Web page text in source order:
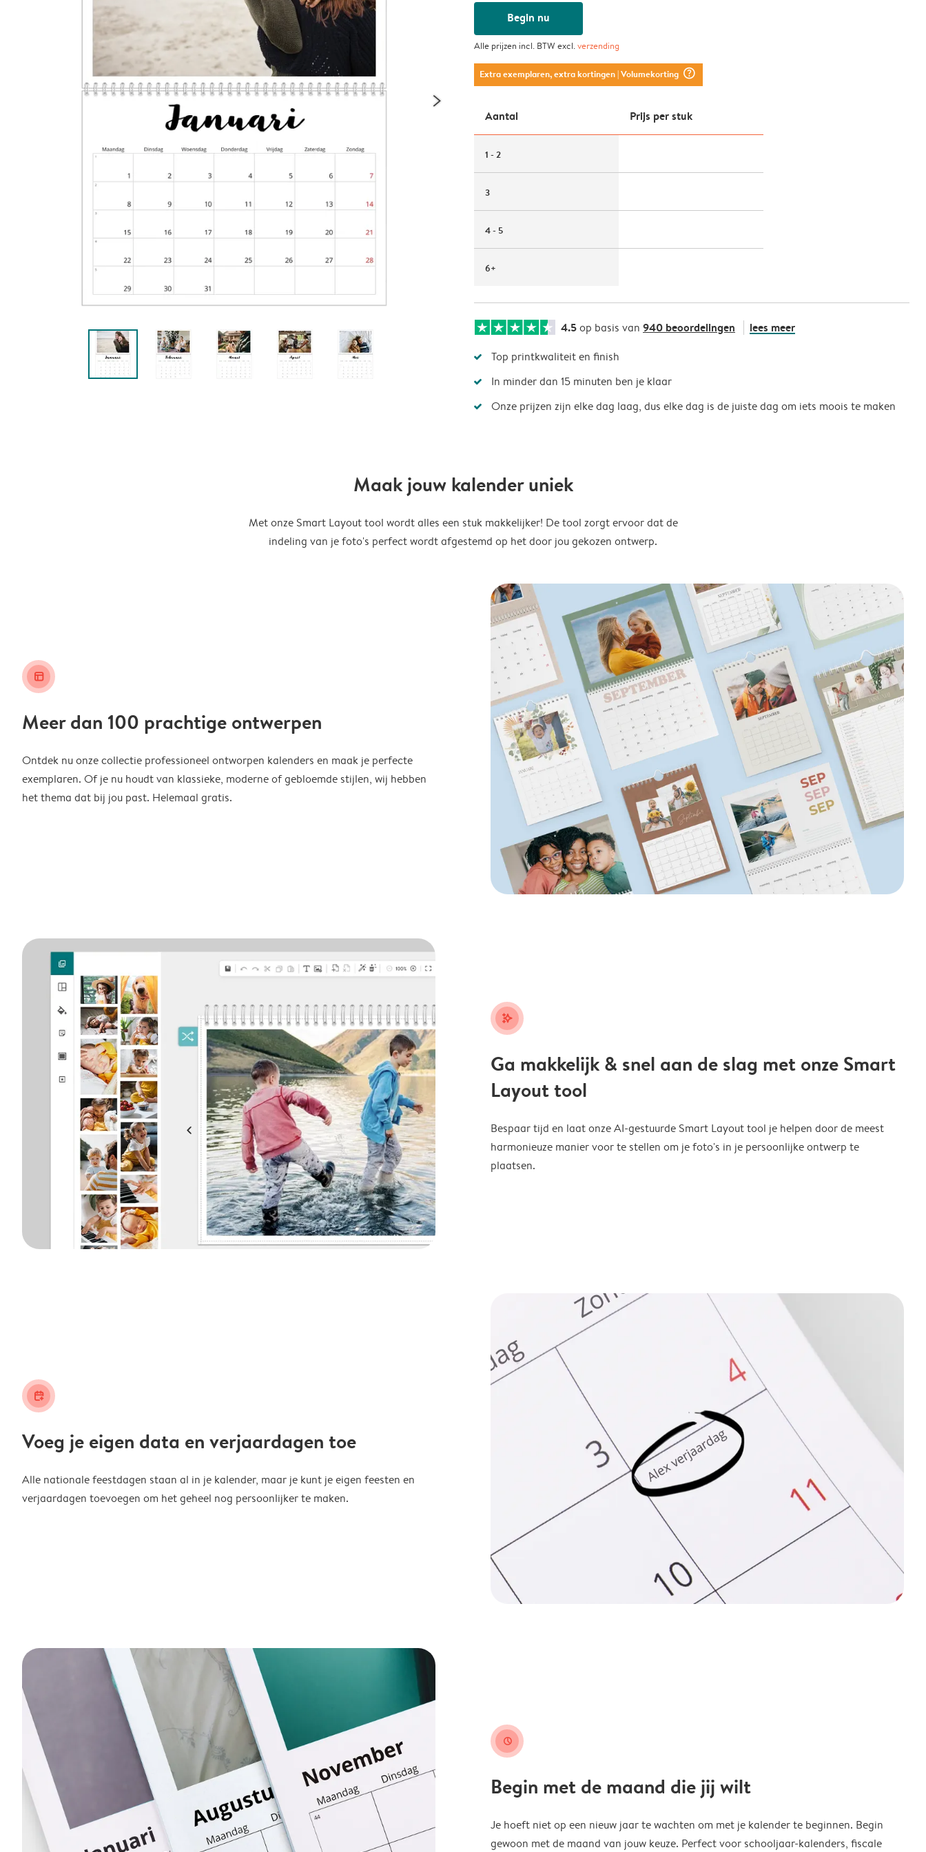
Begin nu
Alle prijzen incl. BTW excl.verzending
Extra exemplaren, extra kortingen| Volumekorting question_mark_circle
Aantal Prijs per stuk
1 - 2
3
4 - 5
6+
4.5op basis van 940 beoordelingen lees meer
Top printkwaliteit en finish
In minder dan 15 minuten ben je klaar
Onze prijzen zijn elke dag laag, dus elke dag is de juiste dag om iets moois te maken
Maak jouw kalender uniek
Met onze Smart Layout tool wordt alles een stuk makkelijker! De tool zorgt ervoor dat de
indeling van je foto's perfect wordt afgestemd op het door jou gekozen ontwerp.
layout_alt
Meer dan 100 prachtige ontwerpen
Ontdek nu onze collectie professioneel ontworpen kalenders en maak je perfecte
exemplaren. Of je nu houdt van klassieke, moderne of gebloemde stijlen, wij hebben
het thema dat bij jou past. Helemaal gratis.
stars_plus
Ga makkelijk & snel aan de slag met onze Smart
Layout tool
Bespaar tijd en laat onze AI-gestuurde Smart Layout tool je helpen door de meest
harmonieuze manier voor te stellen om je foto's in je persoonlijke ontwerp te
plaatsen.
calendar_plus
Voeg je eigen data en verjaardagen toe
Alle nationale feestdagen staan al in je kalender, maar je kunt je eigen feesten en
verjaardagen toevoegen om het geheel nog persoonlijker te maken.
clock
Begin met de maand die jij wilt
Je hoeft niet op een nieuw jaar te wachten om met je kalender te beginnen. Begin
gewoon met de maand van jouw keuze. Perfect voor schooljaar-kalenders, fiscale